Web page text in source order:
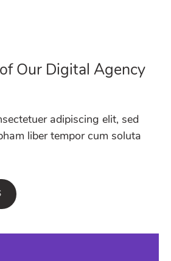
Our Digital Agency
adipiscing elit, sed
liber tempor cum soluta